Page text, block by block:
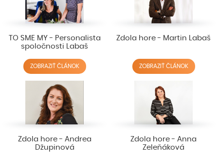
TO SME MY - Personalista
spoločnosti Labaš
ZOBRAZIŤ ČLÁNOK
Zdola hore - Martin Labaš
ZOBRAZIŤ ČLÁNOK
Zdola hore - Andrea
Džupinová
Zdola hore - Anna
Zeleňáková